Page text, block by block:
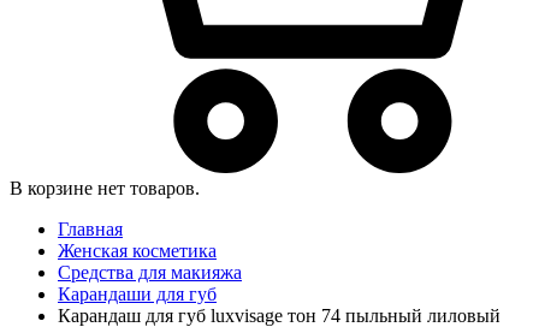
В корзине нет товаров.
Главная
Женская косметика
Средства для макияжа
Карандаши для губ
Карандаш для губ luxvisage тон 74 пыльный лиловый